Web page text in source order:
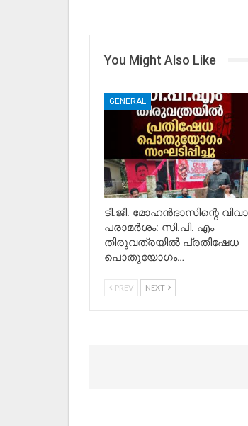
You Might Also Like
GENERAL
ടി.ജി. മോഹൻദാസിന്റെ
പരാമർശം: സി.പി. എം
തിരുവത്രയിൽ പ്രതിഷേധ
പൊതുയോഗം…
PREV NEXT